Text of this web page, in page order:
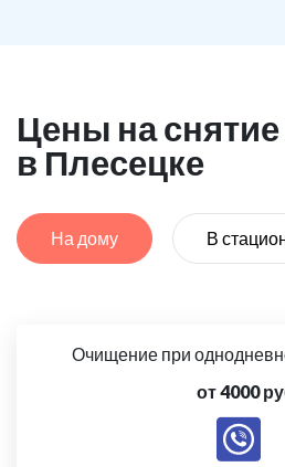
Цены на
в Плесецке
На дому В
Очищение при
от 4000